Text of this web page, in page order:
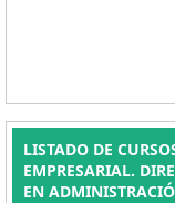
LISTADO DE
EMPRESARIAL.
EN